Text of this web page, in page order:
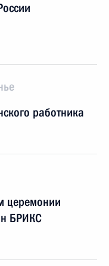
работника
церемонии
БРИКС